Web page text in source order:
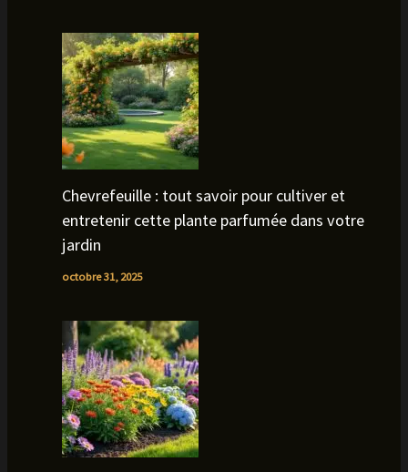
Chevrefeuille : tout savoir pour cultiver et
entretenir cette plante parfumée dans votre
jardin
octobre 31, 2025